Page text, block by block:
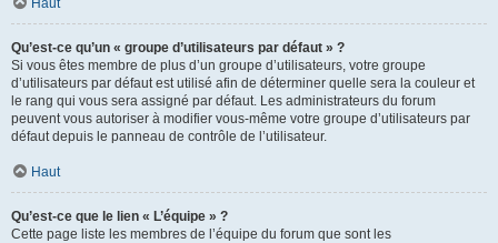
Haut
Qu’est-ce qu’un « groupe d’utilisateurs par défaut » ?
Si vous êtes membre de plus d’un groupe d’utilisateurs, votre groupe
d’utilisateurs par défaut est utilisé afin de déterminer quelle sera la couleur et
le rang qui vous sera assigné par défaut. Les administrateurs du forum
peuvent vous autoriser à modifier vous-même votre groupe d’utilisateurs par
défaut depuis le panneau de contrôle de l’utilisateur.
Haut
Qu’est-ce que le lien « L’équipe » ?
Cette page liste les membres de l’équipe du forum que sont les